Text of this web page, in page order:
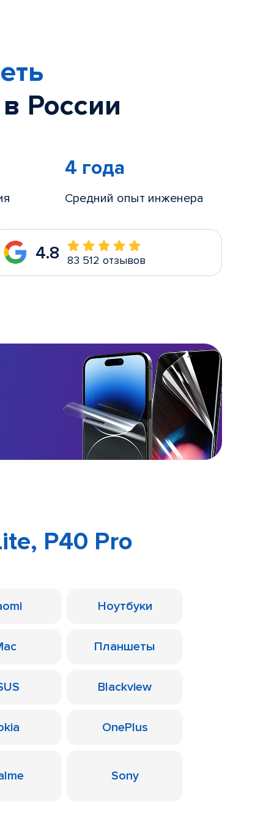
России
4 года
Средний опыт инженера
4.8 83 512 отзывов
P40 Pro
Ноутбуки
Планшеты
Blackview
OnePlus
Sony